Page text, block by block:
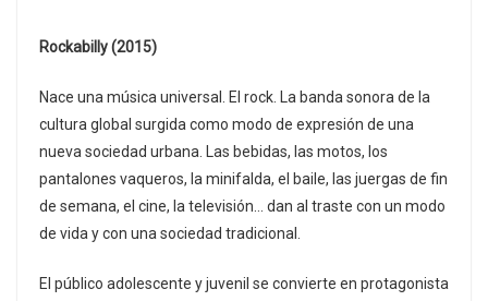
Rockabilly (2015)
Nace una música universal. El rock. La banda sonora de la
cultura global surgida como modo de expresión de una
nueva sociedad urbana. Las bebidas, las motos, los
pantalones vaqueros, la minifalda, el baile, las juergas de fin
de semana, el cine, la televisión… dan al traste con un modo
de vida y con una sociedad tradicional.
El público adolescente y juvenil se convierte en protagonista